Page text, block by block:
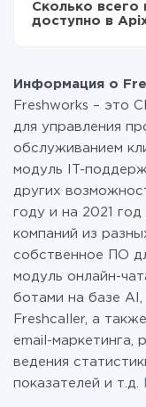
функционал. Вы
данных, которые
перейти на
отарифах.
Сколько всего
доступно в
Информация о
Freshworks – это
для управления
обслуживанием
модуль IT-
других
году и на 2021
компаний из
собственное ПО
модуль онлайн-
ботами на базе
Freshcaller, а
email-маркетинга,
ведения
показателей и т.д.